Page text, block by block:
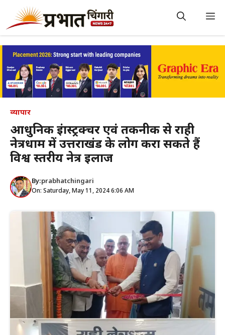
content
व्यापार
आधुनिक इंफ्रास्ट्रक्चर एवं तकनीक से राही
नेत्रधाम में उत्तराखंड के लोग करा सकते हैं
विश्व स्तरीय नेत्र इलाज
By:prabhatchingari
On: Saturday, May 11, 2024 6:06 AM